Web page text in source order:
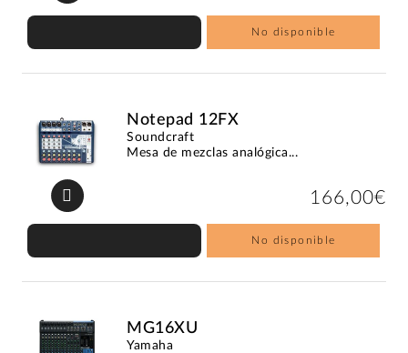
No disponible
Notepad 12FX
Soundcraft
Mesa de mezclas analógica...
166,00€
No disponible
MG16XU
Yamaha